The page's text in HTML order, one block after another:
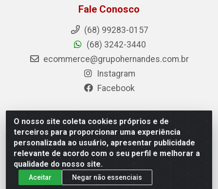
O nosso site coleta cookies próprios e de
terceiros para proporcionar uma experiência
personalizada ao usuário, apresentar publicidade
relevante de acordo com o seu perfil e melhorar a
qualidade do nosso site.
Aceitar
Negar não essenciais
Fale Conosco
(68) 99283-0157
(68) 3242-3440
ecommerce@grupohernandes.com.br
Instagram
Facebook
Hernandes - Atacado e Distribuições - Rodovia Transacreana,
2155 - Floresta Sul, Rio Branco/AC - CEP 69.912-290 - CNPJ
12.996.556/0001-69